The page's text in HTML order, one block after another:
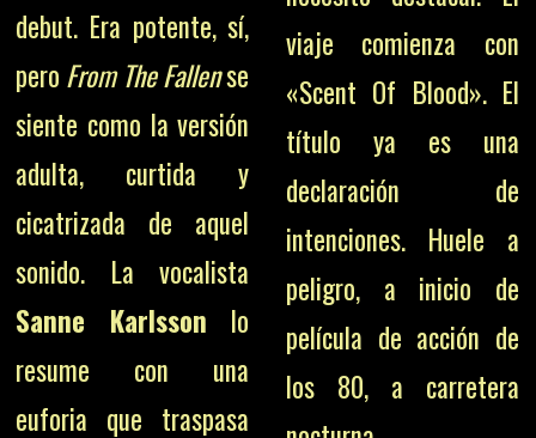
debut. Era potente, sí,
pero From The Fallense
siente como la versión
adulta, curtida y
cicatrizada de aquel
sonido. La vocalista
Sanne Karlsson lo
resume con una
euforia que traspasa
viaje comienza con
«Scent Of Blood». El
título ya es una
declaración de
intenciones. Huele a
peligro, a inicio de
película de acción de
los 80, a carretera